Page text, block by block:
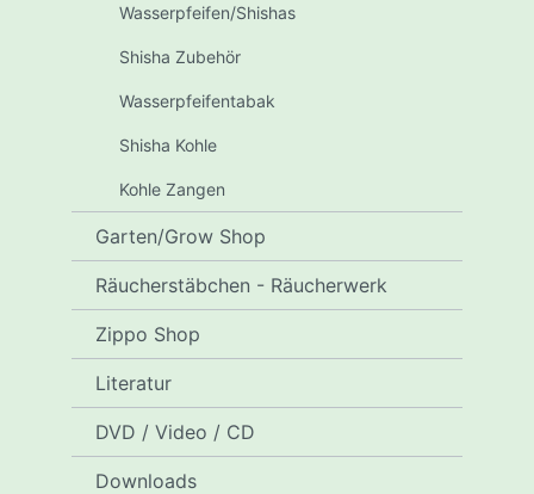
Wasserpfeifen/Shishas
Shisha Zubehör
Wasserpfeifentabak
Shisha Kohle
Kohle Zangen
Garten/Grow Shop
Räucherstäbchen - Räucherwerk
Zippo Shop
Literatur
DVD / Video / CD
Downloads